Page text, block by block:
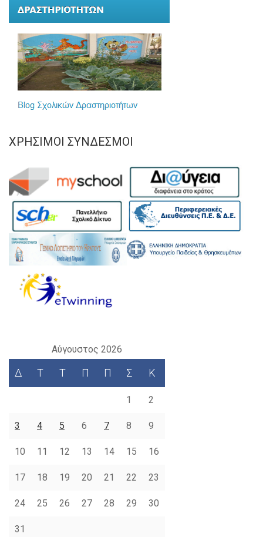
ΧΡΉΣΙΜΟΙ ΣΎΝΔΕΣΜΟΙ
Αύγουστος 2026
Δ Τ Τ Π Π Σ Κ
1 2
3 4 5 6 7 8 9
10 11 12 13 14 15 16
17 18 19 20 21 22 23
24 25 26 27 28 29 30
31